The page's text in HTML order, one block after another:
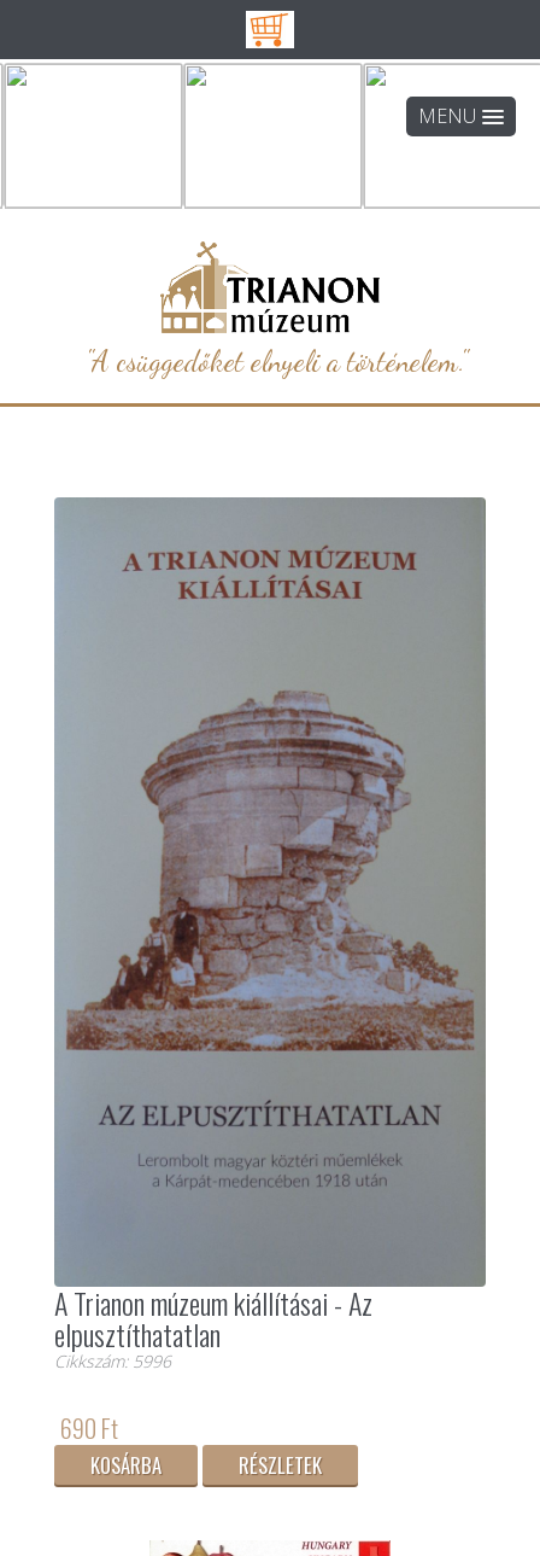
MENU
"A csüggedőket elnyeli a történelem."
A Trianon múzeum kiállításai - Az
elpusztíthatatlan
Cikkszám: 5996
690 Ft
KOSÁRBA RÉSZLETEK